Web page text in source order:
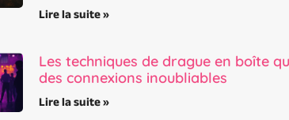
Lire la suite »
Les techniques de drague en boîte
des connexions inoubliables
Lire la suite »